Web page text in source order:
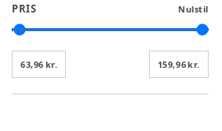
PRIS Nulstil
63,96 kr. 159,96 kr.